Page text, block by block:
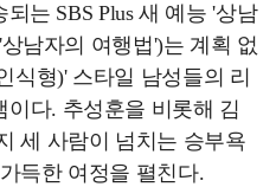
는 SBS Plus 새 예능 '상남
남자의 여행법')는 계획 없
식형)' 스타일 남성들의 리
다. 추성훈을 비롯해 김
세 사람이 넘치는 승부욕
득한 여정을 펼친다.